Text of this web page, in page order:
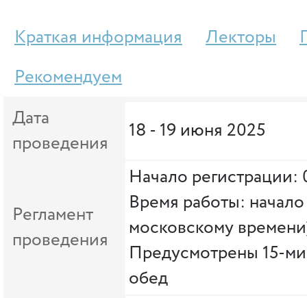
Краткая информация Лекторы
Рекомендуем
Дата
проведения
18 - 19 июня 2025
Регламент
проведения
Начало
Время работы:
московскому
Предусмотрены 15-
обед